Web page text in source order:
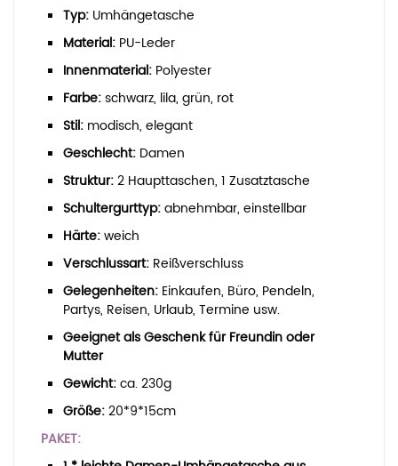
Typ: Umhängetasche
Material: PU-Leder
Innenmaterial: Polyester
Farbe:schwarz, lila, grün, rot
Stil: modisch, elegant
Geschlecht: Damen
Struktur:2 Haupttaschen, 1 Zusatztasche
Schultergurttyp:abnehmbar, einstellbar
Härte:weich
Verschlussart: Reißverschluss
Gelegenheiten: Einkaufen, Büro, Pendeln,
Partys, Reisen, Urlaub, Termine usw.
Geeignet als Geschenk für Freundin oder
Mutter
Gewicht:ca. 230g
Größe:20*9*15cm
PAKET: